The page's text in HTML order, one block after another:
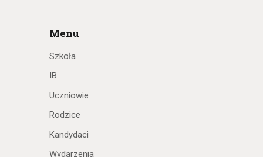
Menu
Szkoła
IB
Uczniowie
Rodzice
Kandydaci
Wydarzenia